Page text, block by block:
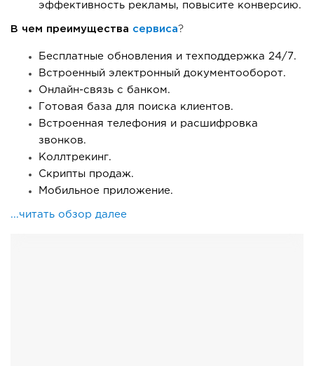
эффективность рекламы, повысите конверсию.
В чем преимущества сервиса?
Бесплатные обновления и техподдержка 24/7.
Встроенный электронный документооборот.
Онлайн-связь с банком.
Готовая база для поиска клиентов.
Встроенная телефония и расшифровка
звонков.
Коллтрекинг.
Скрипты продаж.
Мобильное приложение.
...читать обзор далее